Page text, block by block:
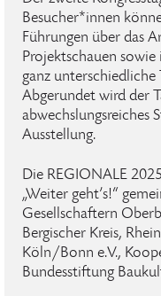
Besucher*innen
Führungen über das
Projektschauen
ganz unterschiedliche
Abgerundet wird der
abwechslungsreiches
Ausstellung.
Die REGIONALE
„Weiter geht’s!“
Gesellschaftern
Bergischer Kreis,
Köln/Bonn e.V.,
Bundesstiftung